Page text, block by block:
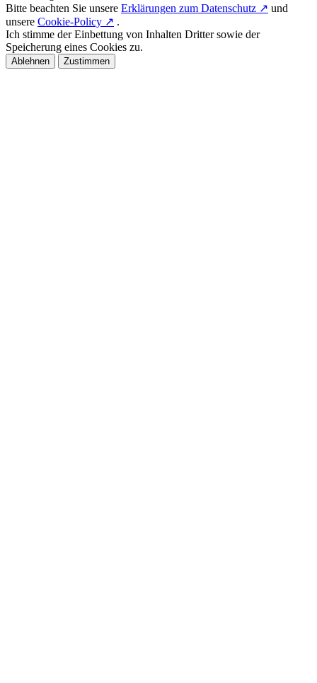
Bitte beachten Sie unsere Erklärungen zum Datenschutz ↗ und
unsere Cookie-Policy ↗ .
Ich stimme der Einbettung von Inhalten Dritter sowie der
Speicherung eines Cookies zu.
Ablehnen Zustimmen